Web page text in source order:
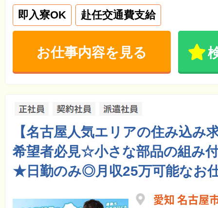
即入寮OK 赴任交通費支給
お仕事内容を見る
【名古屋人気エリアの住み込み
希望者必見☆小さな部品の組み
★日勤のみ◎月収25万可能なお
愛知 名古屋